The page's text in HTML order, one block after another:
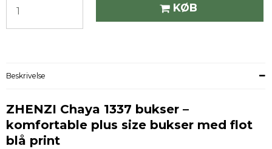
KØB
Beskrivelse
ZHENZI Chaya 1337 bukser –
komfortable plus size bukser med flot
blå print